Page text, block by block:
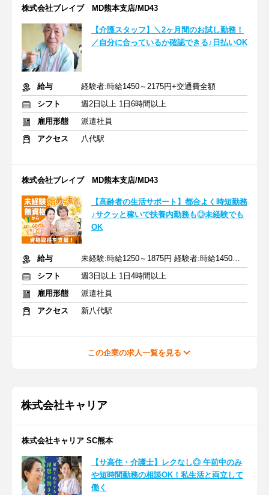
株式会社ブレイブ MD熊本支店/MD43
【介護スタッフ】＼2ヶ月間のお試し勤務！
／自分に合っているか確認できる♪日払いOK
給与
経験者:時給1450～2175円+交通費全額
シフト
週2日以上 1日6時間以上
雇用形態
派遣社員
アクセス
八代駅
株式会社ブレイブ MD熊本支店/MD43
【高齢者の生活サポート】都合よく時短勤務
♪サクッと稼いで扶養内勤務も◎未経験でも
OK
給与
未経験:時給1250～1875円 経験者:時給1450～2175円+交通費全額
シフト
週3日以上 1日4時間以上
雇用形態
派遣社員
アクセス
新八代駅
この企業の求人一覧を見る
株式会社キャリア
株式会社キャリア SC熊本
【サ高住・介護士】レクなし◎ 午前中のみ
や短時間勤務の相談OK！私生活と両立して
働く